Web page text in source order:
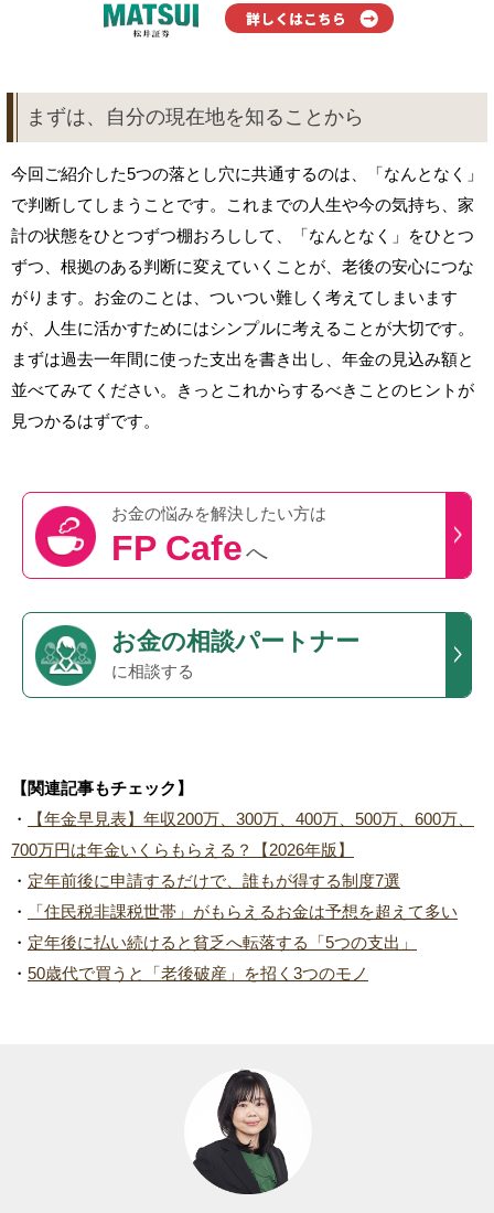
まずは、自分の現在地を知ることから
今回ご紹介した5つの落とし穴に共通するのは、「なんとなく」
で判断してしまうことです。これまでの人生や今の気持ち、家
計の状態をひとつずつ棚おろしして、「なんとなく」をひとつ
ずつ、根拠のある判断に変えていくことが、老後の安心につな
がります。お金のことは、ついつい難しく考えてしまいます
が、人生に活かすためにはシンプルに考えることが大切です。
まずは過去一年間に使った支出を書き出し、年金の見込み額と
並べてみてください。きっとこれからするべきことのヒントが
見つかるはずです。
お金の悩みを解決したい方は
FP Cafeへ
お金の相談パートナー
に相談する
【関連記事もチェック】
・
【年金早見表】年収200万、300万、400万、500万、600万、
700万円は年金いくらもらえる？【2026年版】
・ 定年前後に申請するだけで、誰もが得する制度7選
・
「住民税非課税世帯」がもらえるお金は予想を超えて多い
・ 定年後に払い続けると貧乏へ転落する「5つの支出」
・ 50歳代で買うと「老後破産」を招く3つのモノ